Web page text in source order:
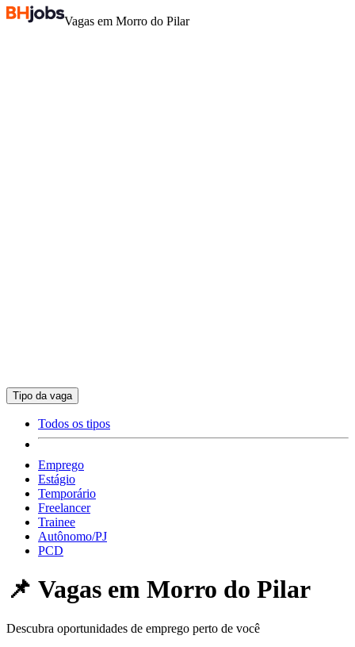
Vagas em Morro do Pilar
Tipo da vaga
Todos os tipos
Emprego
Estágio
Temporário
Freelancer
Trainee
Autônomo/PJ
PCD
📌 Vagas em Morro do Pilar
Descubra oportunidades de emprego perto de você